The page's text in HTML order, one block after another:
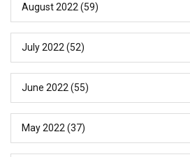
August 2022 (59)
July 2022 (52)
June 2022 (55)
May 2022 (37)